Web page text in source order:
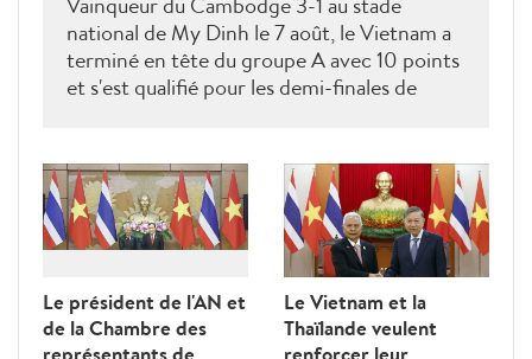
national de My Dinh le 7 août, le Vietnam a
terminé en tête du groupe A avec 10 points
et s'est qualifié pour les demi-finales de
groupe B.
Le président de l'AN et
de la Chambre des
Le Vietnam et la
Thaïlande veulent